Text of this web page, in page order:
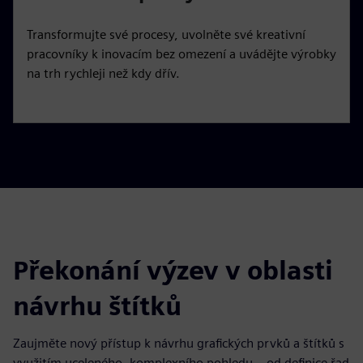
Transformujte své procesy, uvolněte své kreativní
pracovníky k inovacím bez omezení a uvádějte výrobky
na trh rychleji než kdy dřív.
Překonání výzev v oblasti
návrhu štítků
Zaujměte nový přístup k návrhu grafických prvků a štítků s